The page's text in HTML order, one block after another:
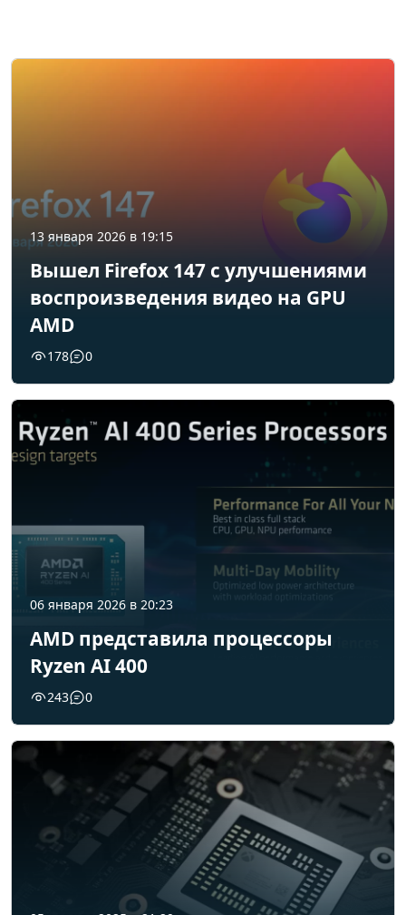
13 января 2026 в 19:15
Вышел Firefox 147 с улучшениями
воспроизведения видео на GPU
AMD
178 0
06 января 2026 в 20:23
AMD представила процессоры
Ryzen AI 400
243 0